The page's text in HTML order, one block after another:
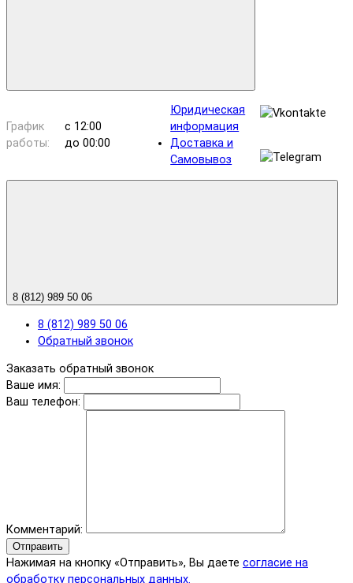
График
работы:
с 12:00
до 00:00
Юридическая
информация
Доставка и
Самовывоз
8 (812) 989 50 06
8 (812) 989 50 06
Обратный звонок
Заказать обратный звонок
Ваше имя:
Ваш телефон:
Комментарий:
Отправить
Нажимая на кнопку «Отправить», Вы даете согласие на
обработку персональных данных.